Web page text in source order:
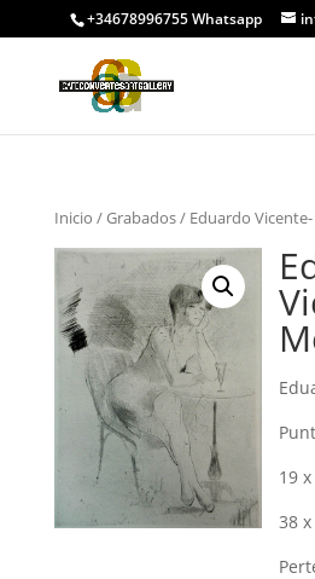
+34678996755 Whatsapp
Inicio /Grabados/ Eduardo
19
38